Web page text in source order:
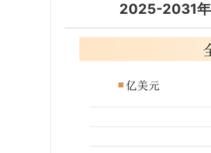
2025-2031年